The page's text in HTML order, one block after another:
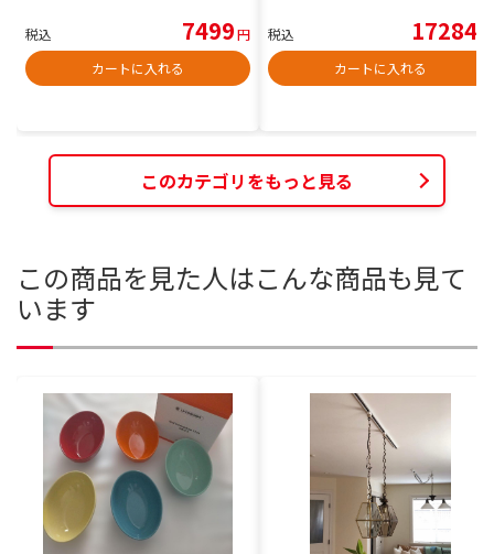
税込 7499円
カートに入れる
税込 17284
カートに入れる
このカテゴリをもっと見る
この商品を見た人はこんな商品も見て
います